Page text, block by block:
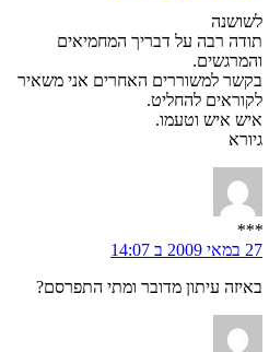
לשושנה
תודה רבה על דבריך המחמיאים
והמרגשים.
בקשר למשוררים האחרים אני משאיר
לקוראים להחליט.
איש איש וטעמו.
גיורא
***
27 במאי 2009 ב 14:07
באיזה עיתון מדובר ומתי התפרסם?